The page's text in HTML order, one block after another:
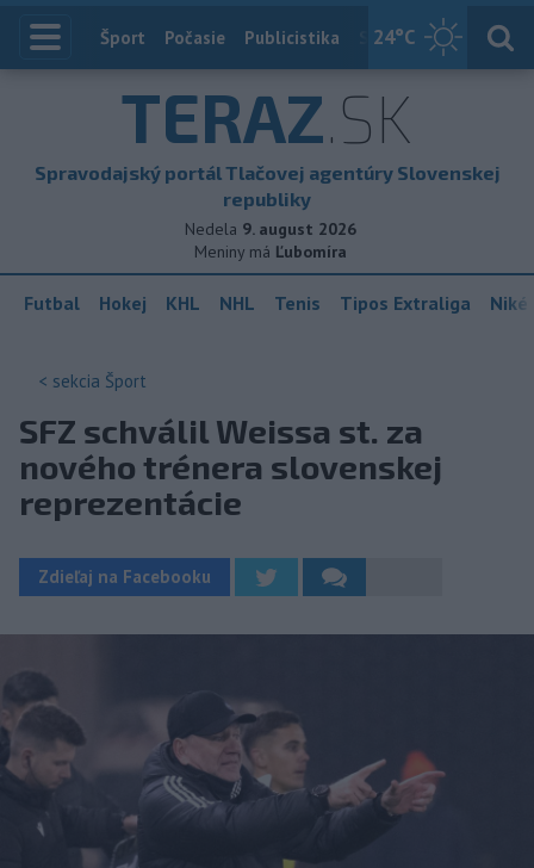
24°C
Index
Šport Počasie Publicistika Slovensko
TERAZ.SK
Spravodajský portál Tlačovej agentúry Slovenskej
republiky
Nedela 9. august 2026
Meniny má Ľubomíra
Futbal Hokej KHL NHL Tenis Tipos Extraliga
< sekcia Šport
SFZ schválil Weissa st. za
nového trénera slovenskej
reprezentácie
Zdieľaj na Facebooku